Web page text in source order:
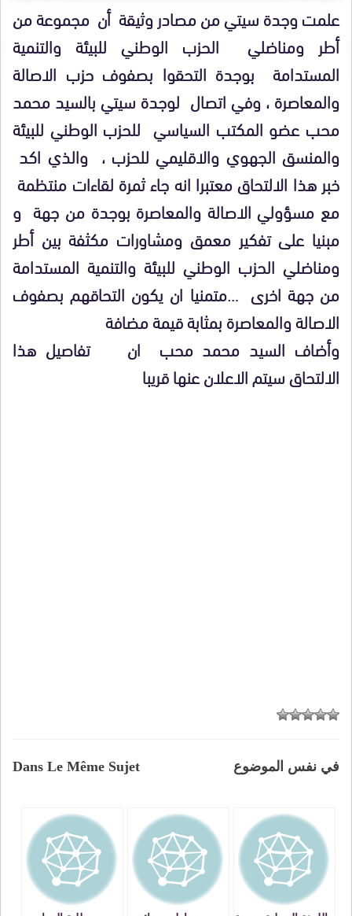
علمت وجدة سيتي من مصادر وثيقة أن مجموعة من
أطر ومناضلي الحزب الوطني للبيئة والتنمية
المستدامة بوجدة التحقوا بصفوف حزب الاصالة
والمعاصرة ، وفي اتصال لوجدة سيتي بالسيد محمد
محب عضو المكتب السياسي للحزب الوطني للبيئة
والمنسق الجهوي والاقليمي للحزب ، والذي اكد
خبر هذا الالتحاق معتبرا انه جاء ثمرة لقاءات منتظمة
مع مسؤولي الاصالة والمعاصرة بوجدة من جهة و
مبنيا على تفكير معمق ومشاورات مكثفة بين أطر
ومناضلي الحزب الوطني للبيئة والتنمية المستدامة
من جهة اخرى …متمنيا ان يكون التحاقهم بصفوف
الاصالة والمعاصرة بمثابة قيمة مضافة
وأضاف السيد محمد محب ان تفاصيل هذا
الالتحاق سيتم الاعلان عنها قريبا
Dans Le Même Sujet في نفس الموضوع